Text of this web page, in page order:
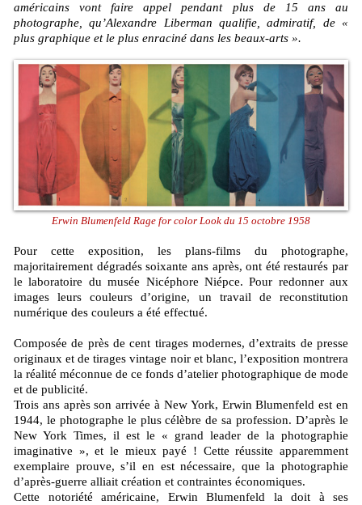
américains vont faire appel pendant plus de 15 ans au
photographe, qu’Alexandre Liberman qualifie, admiratif, de «
plus graphique et le plus enraciné dans les beaux-arts ».
Erwin Blumenfeld Rage for color Look du 15 octobre 1958
Pour cette exposition, les plans-films du photographe,
majoritairement dégradés soixante ans après, ont été restaurés par
le laboratoire du musée Nicéphore Niépce. Pour redonner aux
images leurs couleurs d’origine, un travail de reconstitution
numérique des couleurs a été effectué.
Composée de près de cent tirages modernes, d’extraits de presse
originaux et de tirages vintage noir et blanc, l’exposition montrera
la réalité méconnue de ce fonds d’atelier photographique de mode
et de publicité.
Trois ans après son arrivée à New York, Erwin Blumenfeld est en
1944, le photographe le plus célèbre de sa profession. D’après le
New York Times, il est le « grand leader de la photographie
imaginative », et le mieux payé ! Cette réussite apparemment
exemplaire prouve, s’il en est nécessaire, que la photographie
d’après-guerre alliait création et contraintes économiques.
Cette notoriété américaine, Erwin Blumenfeld la doit à ses